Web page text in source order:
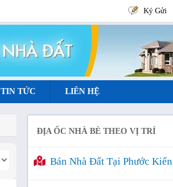
Ký Gửi
TIN TỨC LIÊN HỆ
ĐỊA ỐC NHÀ BÈ THEO VỊ TRÍ
Bán Nhà Đất Tại Phước Kiển